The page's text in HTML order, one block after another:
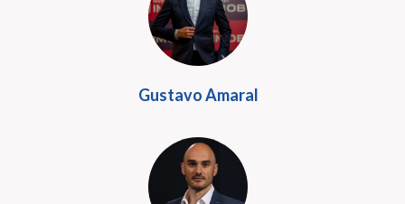
Gustavo Amaral